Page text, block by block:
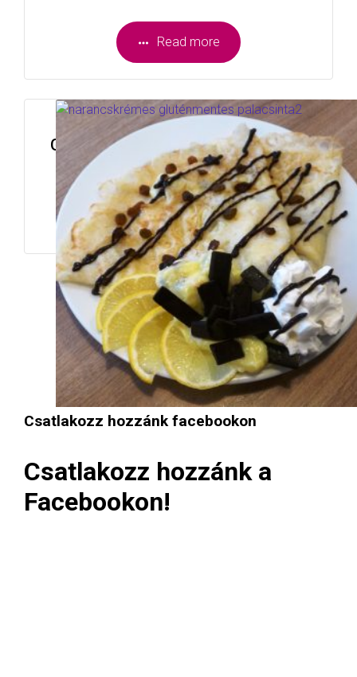
Read more
Gluténmentes palacsinta-mazsolás
narancskrémmel töltött
Read more
Csatlakozz hozzánk facebookon
Csatlakozz hozzánk a
Facebookon!